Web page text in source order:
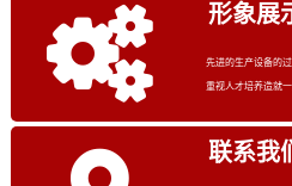
形象展
先进的生产设备的
重视人才培养造就
联系我